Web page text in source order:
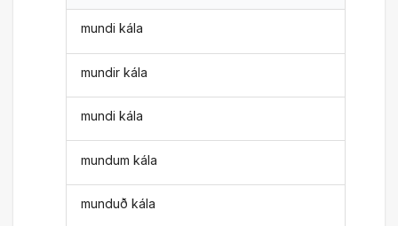
mundi kála
mundir kála
mundi kála
mundum kála
munduð kála